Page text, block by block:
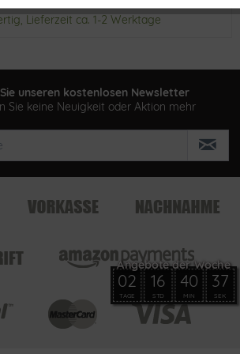
Lieferzeit ca. 1-2 Werktage
unseren kostenlosen Newsletter
Sie keine Neuigkeit oder Aktion mehr
02
TAGE
16
STD
40
MIN
37
SEK